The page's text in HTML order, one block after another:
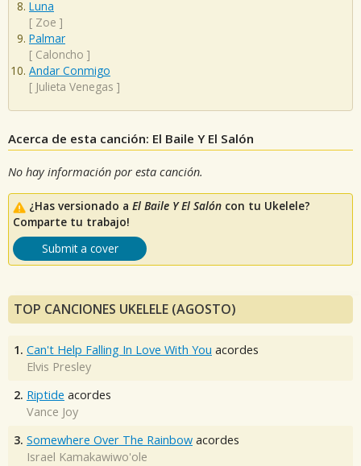
Luna
[ Zoe ]
Palmar
[ Caloncho ]
Andar Conmigo
[ Julieta Venegas ]
Acerca de esta canción: El Baile Y El Salón
No hay información por esta canción.
¿Has versionado a El Baile Y El Salón con tu Ukelele?
Comparte tu trabajo!
Submit a cover
TOP CANCIONES UKELELE (AGOSTO)
1. Can't Help Falling In Love With You acordes
Elvis Presley
2. Riptide acordes
Vance Joy
3. Somewhere Over The Rainbow acordes
Israel Kamakawiwo'ole